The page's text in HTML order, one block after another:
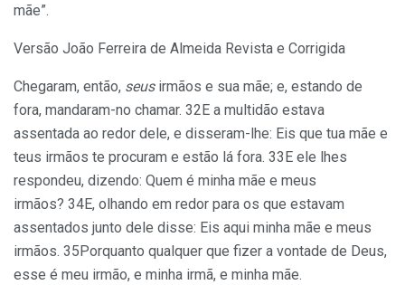
mãe”.
Versão João Ferreira de Almeida Revista e Corrigida
Chegaram, então, seusirmãos e sua mãe; e, estando de
fora, mandaram-no chamar. 32E a multidão estava
assentada ao redor dele, e disseram-lhe: Eis que tua mãe e
teus irmãos te procuram e estão lá fora. 33E ele lhes
respondeu, dizendo: Quem é minha mãe e meus
irmãos? 34E, olhando em redor para os que estavam
assentados junto dele disse: Eis aqui minha mãe e meus
irmãos. 35Porquanto qualquer que fizer a vontade de Deus,
esse é meu irmão, e minha irmã, e minha mãe.